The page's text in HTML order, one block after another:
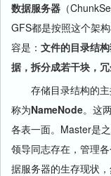
数据服务器 （
GFS都是按照这个架
容是： 文件的目录结
据，拆分成若干块，
存储目录结构的主
称为NameNode。这
各表一面。Master是
领导同志存在，管理
据服务器的生存现状